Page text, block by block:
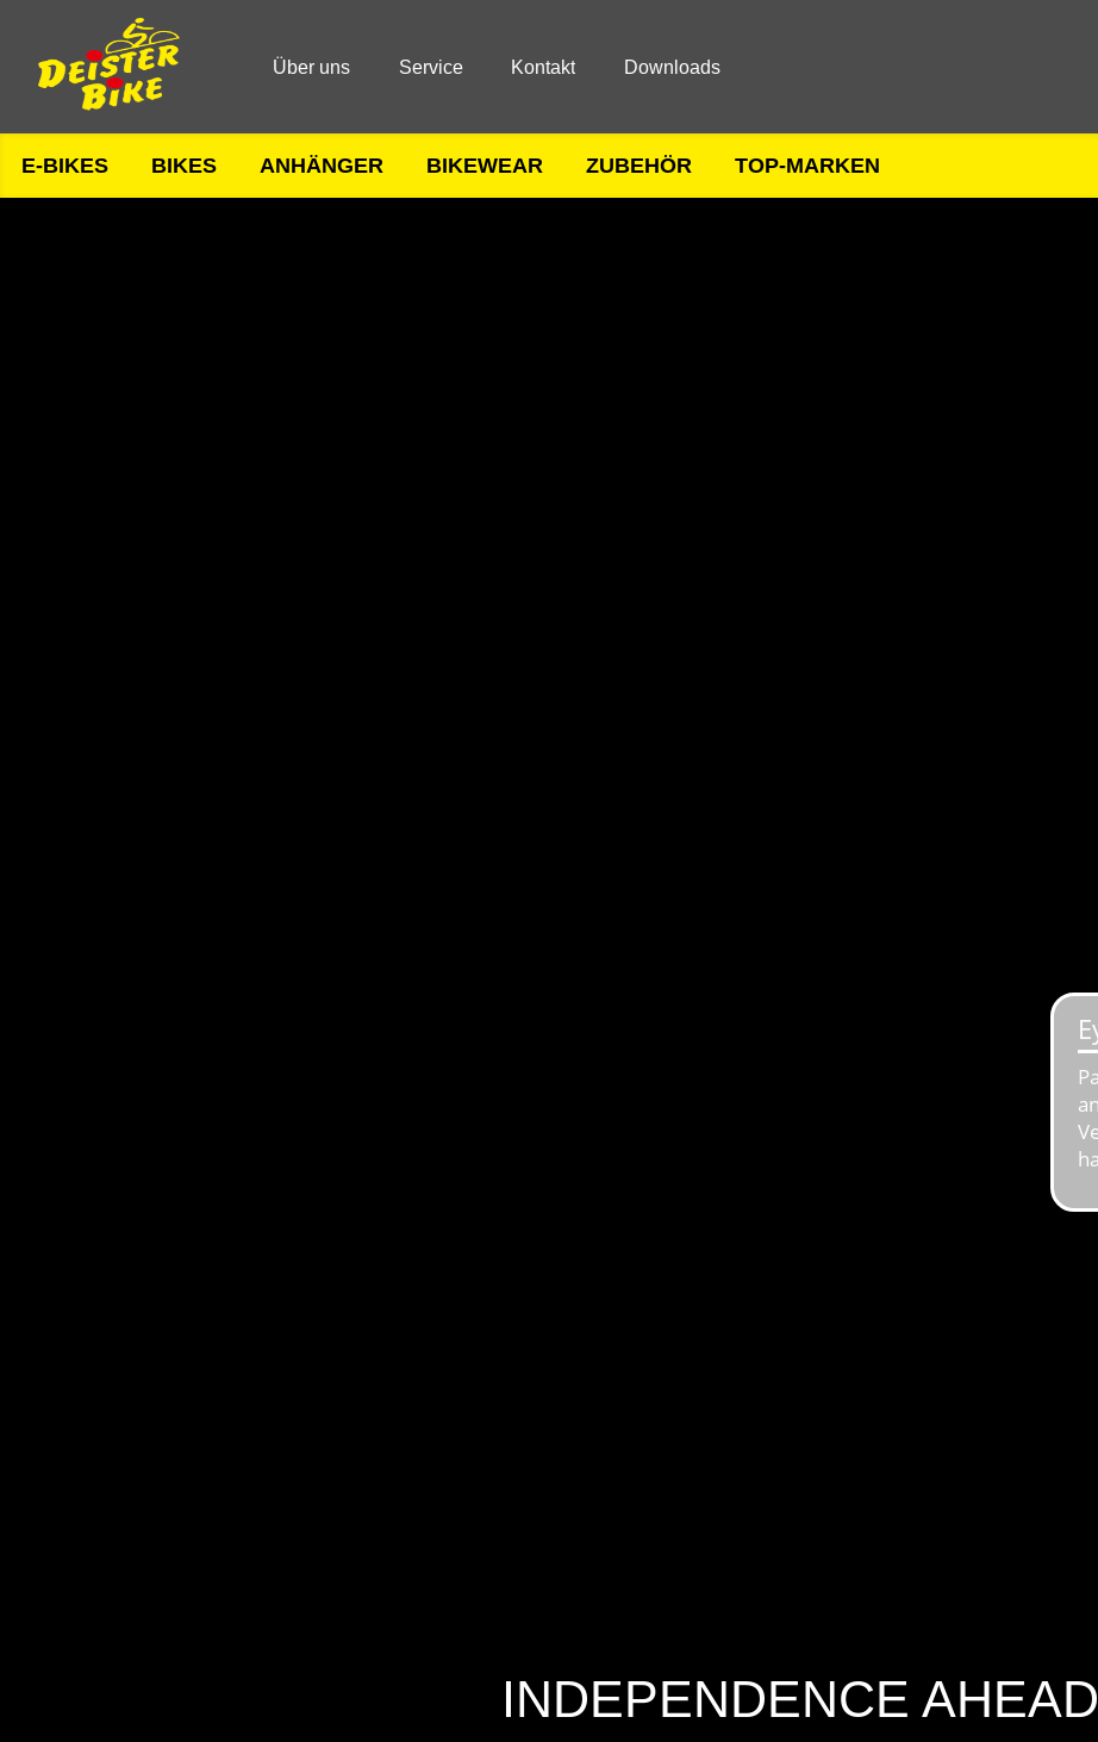
Über uns Service Kontakt Downloads
E-BIKES BIKES ANHÄNGER BIKEWEAR ZUBEHÖR TOP-MARKEN
INDEPENDENCE AHEAD